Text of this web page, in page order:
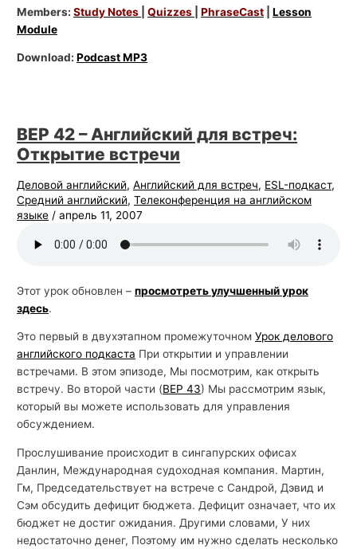
Members:Study Notes |Quizzes |PhraseCast |Lesson
Module
Download:Podcast MP3
BEP 42 – Английский для встреч:
Открытие встречи
Деловой английский,Английский для встреч, ESL-подкаст,
Средний английский,Телеконференция на английском
языке /апрель 11, 2007
Этот урок обновлен –просмотреть улучшенный урок
здесь.
Это первый в двухэтапном промежуточномУрок делового
английского подкаста При открытии и управлении
встречами. В этом эпизоде, Мы посмотрим, как открыть
встречу. Во второй части (BEP 43) Мы рассмотрим язык,
который вы можете использовать для управления
обсуждением.
Прослушивание происходит в сингапурских офисах
Данлин, Международная судоходная компания. Мартин,
Гм, Председательствует на встрече с Сандрой, Дэвид и
Сэм обсудить дефицит бюджета. Дефицит означает, что их
бюджет не достиг ожидания. Другими словами, У них
недостаточно денег, Поэтому им нужно сделать несколько